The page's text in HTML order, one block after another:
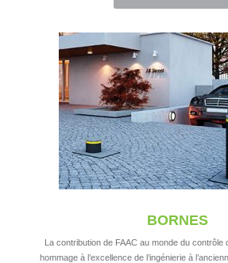
BORNES
La contribution de FAAC au monde du contrôle
hommage à l’excellence de l’ingénierie à